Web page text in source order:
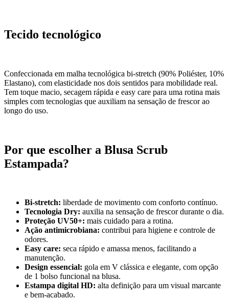
Tecido tecnológico
Confeccionada em malha tecnológica bi-stretch (90% Poliéster, 10%
Elastano), com elasticidade nos dois sentidos para mobilidade real.
Tem toque macio, secagem rápida e easy care para uma rotina mais
simples com tecnologias que auxiliam na sensação de frescor ao
longo do uso.
Por que escolher a Blusa Scrub
Estampada?
Bi-stretch: liberdade de movimento com conforto contínuo.
Tecnologia Dry: auxilia na sensação de frescor durante o dia.
Proteção UV50+: mais cuidado para a rotina.
Ação antimicrobiana: contribui para higiene e controle de
odores.
Easy care: seca rápido e amassa menos, facilitando a
manutenção.
Design essencial: gola em V clássica e elegante, com opção
de 1 bolso funcional na blusa.
Estampa digital HD: alta definição para um visual marcante
e bem-acabado.